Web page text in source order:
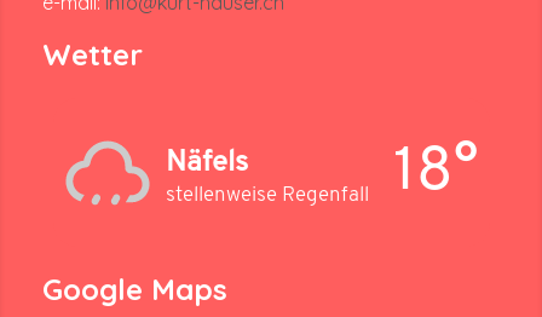
Wetter
Näfels
stellenweise Regenfall 18°
Google Maps